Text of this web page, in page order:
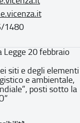
1480
20 febbraio
siti e degli elementi
e ambientale,
posti sotto la